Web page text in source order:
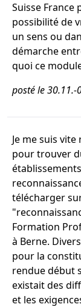
Suisse France
possibilité de
un sens ou
démarche
quoi ce
posté le 30.11.-
Je me suis
pour trouver
télécharger
Formation
à Berne.
pour la
rendue début
existait des
et les